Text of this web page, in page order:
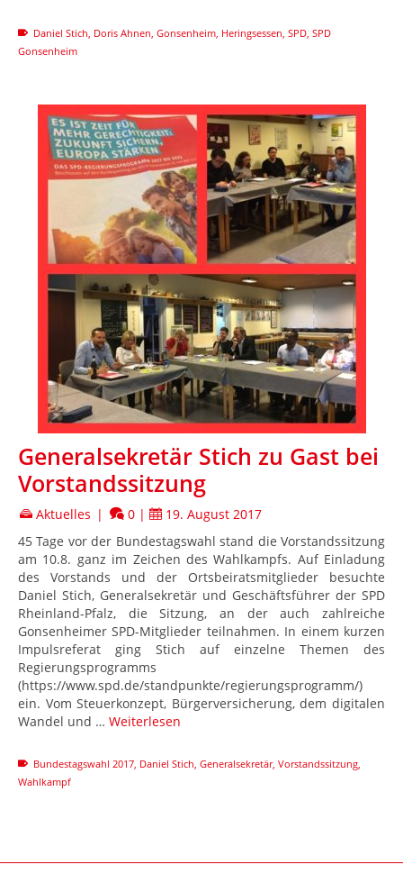
Daniel Stich Doris Ahnen Gonsenheim Heringsessen SPD SPD
Gonsenheim
Generalsekretär Stich zu Gast bei
Vorstandssitzung
Aktuelles | 0 |
19. August 2017
45 Tage vor der Bundestagswahl stand die Vorstandssitzung
am 10.8. ganz im Zeichen des Wahlkampfs. Auf Einladung
des Vorstands und der Ortsbeiratsmitglieder besuchte
Daniel Stich, Generalsekretär und Geschäftsführer der SPD
Rheinland-Pfalz, die Sitzung, an der auch zahlreiche
Gonsenheimer SPD-Mitglieder teilnahmen. In einem kurzen
Impulsreferat ging Stich auf einzelne Themen des
Regierungsprogramms
(https://www.spd.de/standpunkte/regierungsprogramm/)
ein. Vom Steuerkonzept, Bürgerversicherung, dem digitalen
Wandel und … Weiterlesen
Bundestagswahl 2017 Daniel Stich Generalsekretär, Vorstandssitzung
Wahlkampf